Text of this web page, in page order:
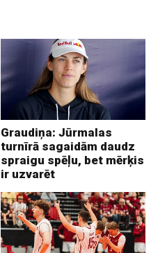
Graudiņa: Jūrmalas
turnīrā sagaidām daudz
spraigu spēļu, bet mērķis
ir uzvarēt